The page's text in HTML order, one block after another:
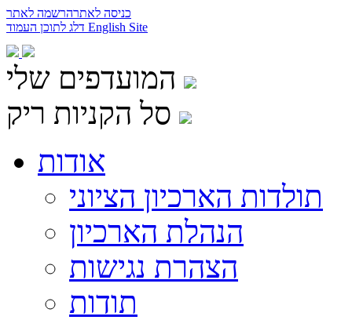
כניסה לאתרהרשמה לאתר
English Site
המועדפים שלי
סל הקניות ריק
אודות
תולדות הארכיון הציוני
הנהלת הארכיון
הצהרת נגישות
תודות